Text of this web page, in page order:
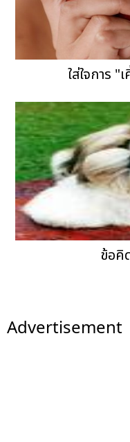
ใส่ใจการ
ข้อคิ
Advertisement